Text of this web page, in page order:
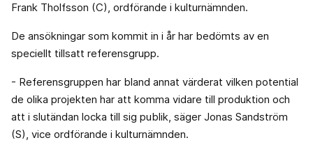
Frank Tholfsson (C), ordförande i kulturnämnden.
De ansökningar som kommit in i år har bedömts av en
speciellt tillsatt referensgrupp.
- Referensgruppen har bland annat värderat vilken potential
de olika projekten har att komma vidare till produktion och
att i slutändan locka till sig publik, säger Jonas Sandström
(S), vice ordförande i kulturnämnden.